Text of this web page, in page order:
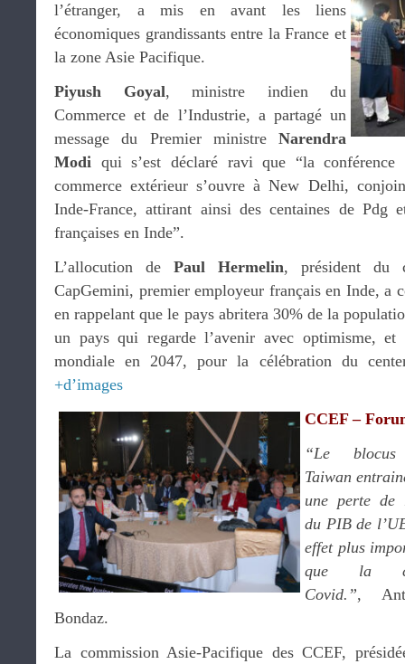
l’étranger, a mis en avant les liens
économiques grandissants entre la France et
la zone Asie Pacifique.
Piyush Goyal, ministre indien du
Commerce et de l’Industrie, a partagé un
message du Premier ministre Narendra
Modi qui s’est déclaré ravi que “la conférence
commerce extérieur s’ouvre à New Delhi,
Inde-France, attirant ainsi des centaines de Pdg
françaises en Inde”.
L’allocution de Paul Hermelin, président du
CapGemini, premier employeur français en Inde, a
en rappelant que le pays abritera 30% de la
un pays qui regarde l’avenir avec optimisme,
mondiale en 2047, pour la célébration du
+d’images
CCEF –
“Le
Taiwan
une perte de
du PIB de
effet plus
que la
Covid.”,
Bondaz.
La commission Asie-Pacifique des CCEF,